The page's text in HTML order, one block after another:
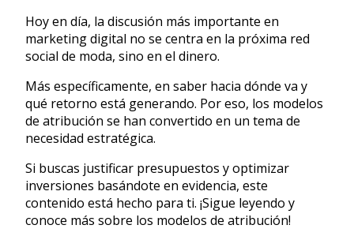
Hoy en día, la discusión más importante en
marketing digital no se centra en la próxima red
social de moda, sino en el dinero.
Más específicamente, en saber hacia dónde va y
qué retorno está generando. Por eso, los modelos
de atribución se han convertido en un tema de
necesidad estratégica.
Si buscas justificar presupuestos y optimizar
inversiones basándote en evidencia, este
contenido está hecho para ti. ¡Sigue leyendo y
conoce más sobre los modelos de atribución!